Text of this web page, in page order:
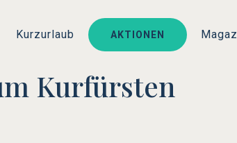
Kurzurlaub AKTIONEN
Kurfürsten